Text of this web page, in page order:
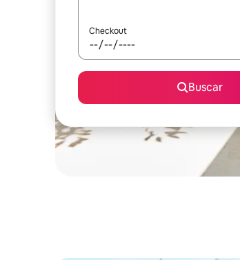
Checkout
Buscar